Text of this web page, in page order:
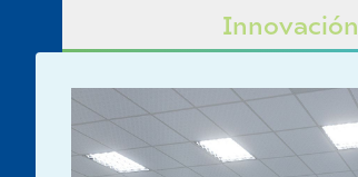
Innovación